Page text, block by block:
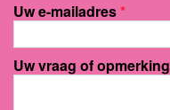
Uw e-mailadres*
Uw vraag of opmerking